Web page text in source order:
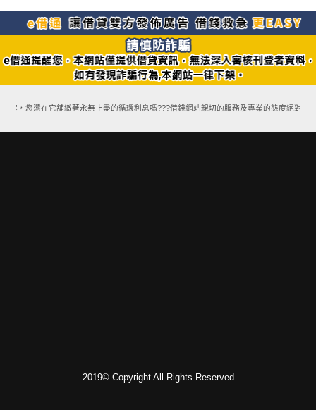
案，您還在它舖繳著永無止盡的循環利息嗎???借錢網站親切的服務及專業的態度絕對
2019© Copyright All Rights Reserved